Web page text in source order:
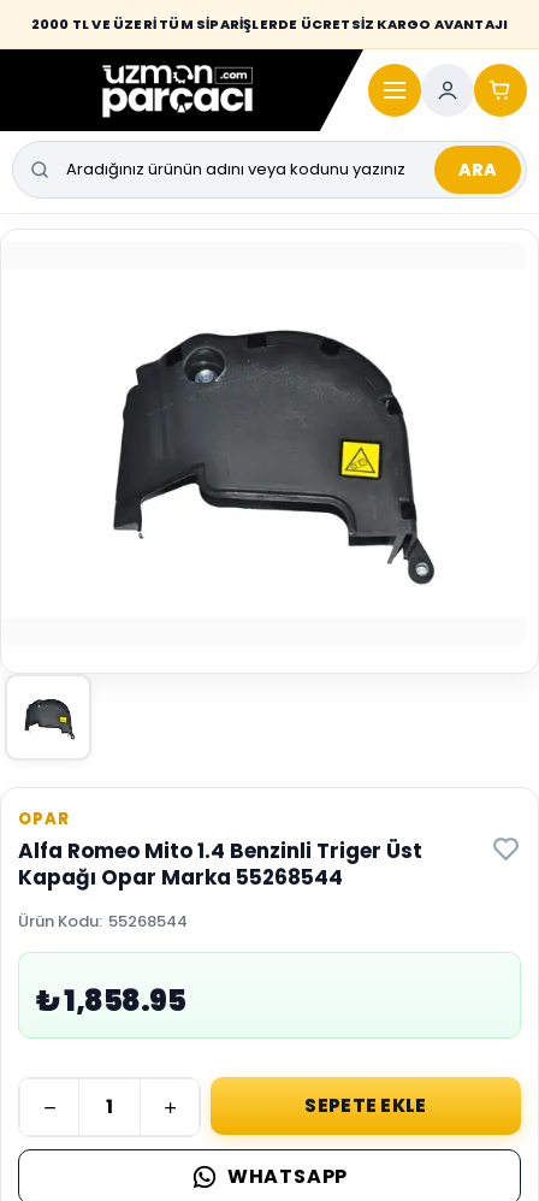
2000 TL VE ÜZERİ TÜM SİPARİŞLERDE ÜCRETSİZ KARGO AVANTAJI
Desi / hacim sınırını aşan kaporta parçalarında taşıma bedeli alıcıya
yansıtılmaktadır.
ARA
OPAR
Alfa Romeo Mito 1.4 Benzinli Triger Üst
Kapağı Opar Marka 55268544
Ürün Kodu: 55268544
₺ 1,858.95
SEPETE EKLE
WHATSAPP